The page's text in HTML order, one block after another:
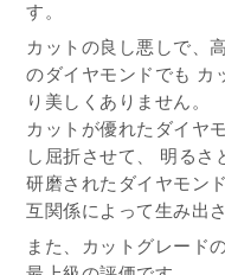
す。
カットの良し悪しで、
のダイヤモンドでも カ
り美しくありません。
カットが優れたダイヤ
し屈折させて、 明るさ
研磨されたダイヤモン
互関係によって生み出
また、カットグレード